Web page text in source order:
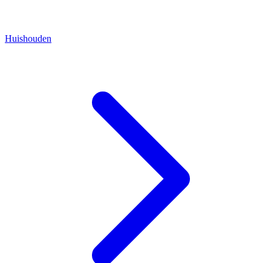
Huishouden